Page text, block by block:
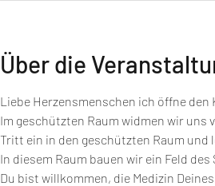
Über die
Liebe Herzensmenschen ich öffne den
Im geschützten Raum widmen wir uns
Tritt ein in den geschützten Raum und
In diesem Raum bauen wir ein Feld
Du bist willkommen, die Medizin